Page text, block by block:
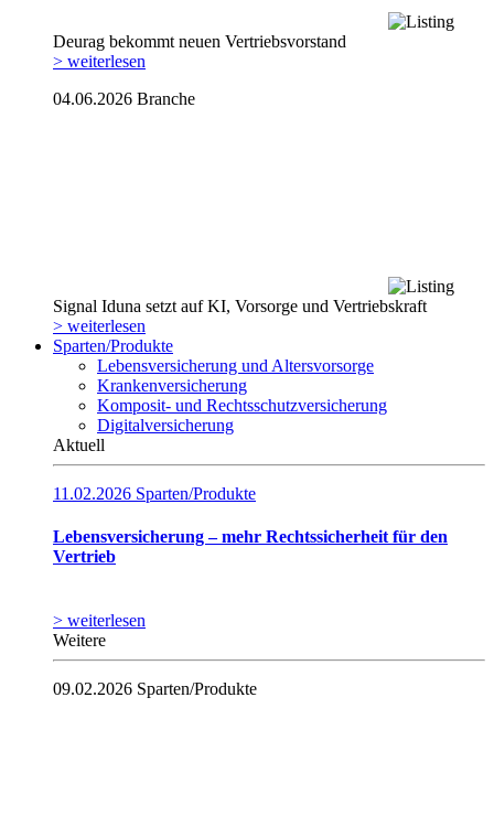
Deurag bekommt neuen Vertriebsvorstand
> weiterlesen
04.06.2026 Branche
Signal Iduna setzt auf KI, Vorsorge und Vertriebskraft
> weiterlesen
Sparten/Produkte
Lebensversicherung und Altersvorsorge
Krankenversicherung
Komposit- und Rechtsschutzversicherung
Digitalversicherung
Aktuell
11.02.2026 Sparten/Produkte
Lebensversicherung – mehr Rechtssicherheit für den
Vertrieb
> weiterlesen
Weitere
09.02.2026 Sparten/Produkte